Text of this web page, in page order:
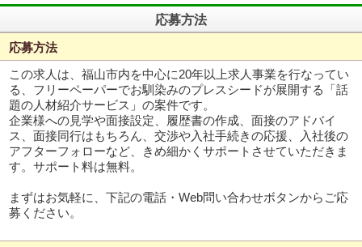
応募方法
応募方法
この求人は、福山市内を中心に20年以上求人事業を行なってい
る、フリーペーパーでお馴染みのプレスシードが展開する「話
題の人材紹介サービス」の案件です。
企業様への見学や面接設定、履歴書の作成、面接のアドバイ
ス、面接同行はもちろん、交渉や入社手続きの応援、入社後の
アフターフォローなど、きめ細かくサポートさせていただきま
す。サポート料は無料。
まずはお気軽に、下記の電話・Web問い合わせボタンからご応
募ください。